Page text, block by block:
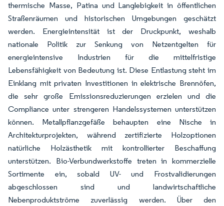
thermische Masse, Patina und Langlebigkeit in öffentlichen
Straßenräumen und historischen Umgebungen geschätzt
werden. Energieintensität ist der Druckpunkt, weshalb
nationale Politik zur Senkung von Netzentgelten für
energieintensive Industrien für die mittelfristige
Lebensfähigkeit von Bedeutung ist. Diese Entlastung steht im
Einklang mit privaten Investitionen in elektrische Brennöfen,
die sehr große Emissionsreduzierungen erzielen und die
Compliance unter strengeren Handelssystemen unterstützen
können. Metallpflanzgefäße behaupten eine Nische in
Architekturprojekten, während zertifizierte Holzoptionen
natürliche Holzästhetik mit kontrollierter Beschaffung
unterstützen. Bio-Verbundwerkstoffe treten in kommerzielle
Sortimente ein, sobald UV- und Frostvalidierungen
abgeschlossen sind und landwirtschaftliche
Nebenproduktströme zuverlässig werden. Über den